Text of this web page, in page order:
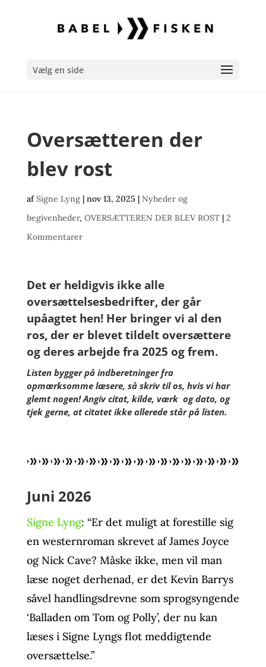
Vælg en side
Oversætteren der
blev rost
afSigne Lyng| nov 13, 2025 | Nyheder og
begivenheder, OVERSÆTTEREN DER BLEV ROST| 2
Kommentarer
Det er heldigvis ikke alle
oversættelsesbedrifter, der går
upåagtet hen! Her bringer vi al den
ros, der er blevet tildelt oversættere
og deres arbejde fra 2025 og frem.
Listen bygger på indberetninger fra
opmærksomme læsere, så skriv til os, hvis vi har
glemt nogen! Angiv citat, kilde, værk og dato, og
tjek gerne, at citatet ikke allerede står på listen.
Juni 2026
Signe Lyng: “Er det muligt at forestille sig
en westernroman skrevet af James Joyce
og Nick Cave? Måske ikke, men vil man
læse noget derhenad, er det Kevin Barrys
såvel handlingsdrevne som sprogsyngende
‘Balladen om Tom og Polly’, der nu kan
læses i Signe Lyngs flot meddigtende
oversættelse.”